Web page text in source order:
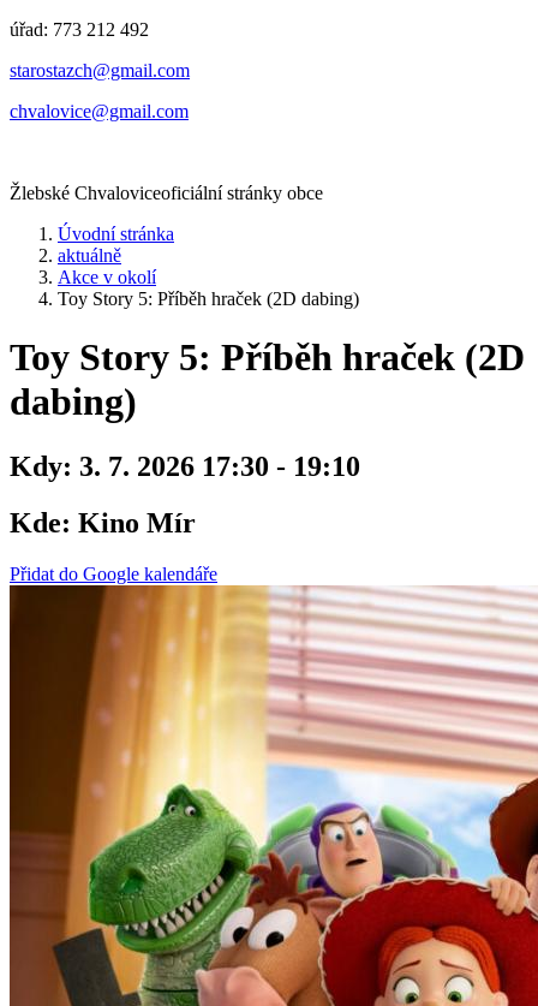
úřad: 773 212 492
​​​​starostazch@gmail.com
​​​​chvalovice@gmail.com
Žlebské Chvaloviceoficiální stránky obce
Úvodní stránka
aktuálně
Akce v okolí
Toy Story 5: Příběh hraček (2D dabing)
Toy Story 5: Příběh hraček (2D
dabing)
Kdy: 3. 7. 2026 17:30 - 19:10
Kde: Kino Mír
Přidat do Google kalendáře